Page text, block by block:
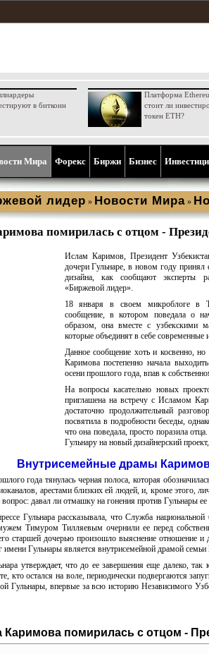
в биткоин
Платформа
стоит ли
токен ETH?
Мира Форекс Биржи Бизнес
лидер » Новости Мира »
помирилась с отцом -
Ислам Каримов, Президент
дочери Гульнаре, в новом году принял
дизайна, как сообщают эксперты
«Биржевой лидер».
18 января в своем микроблоге в
сообщение, в котором поведала о
образом, она вместе с узбекскими
которые объединят в себе современные
Данное сообщение хоть и косвенно,
Каримова постепенно начала
осени прошлого года, впав к
На вопросы касательно новых
приглашена на встречу с Исламом
достаточно продолжительный
посвятила в подробности беседы,
что она поведала, просто поразила
Гульнару на новый дизайнерский
Внутрисемейные драмы
года тянулась черная полоса, которая
арестами близких ей людей, и, кроме этого,
давал ли отмашку на гонения против Гульнары ее
Гульнара рассказывала, что Служба национальной
Тимуром Тилляевым очернили ее перед
дочерью произошло выяснение отношение и
имени Гульнары является внутрисемейной драмой
утверждает, что до ее завершения еще далеко,
кто остался на воле, периодически подвергаются
Гульнары, впервые за всю историю Независимого
Каримова помирилась с отцом -